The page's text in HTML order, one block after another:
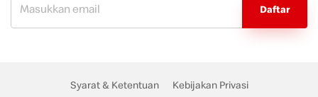
Daftar
Syarat & Ketentuan Kebijakan Privasi